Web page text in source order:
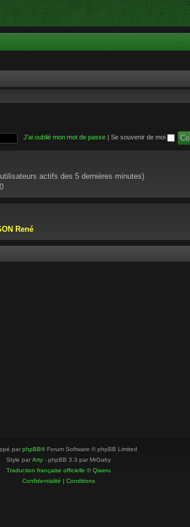
J’ai oublié mon mot de passe Se souvenir de moi
actifs des 5 dernières minutes)
René
par phpBB® Forum Software © phpBB Limited
Style par Arty - phpBB 3.3 par MrGaby
Traduction française officielle ©Qiaeru
Confidentialité | Conditions